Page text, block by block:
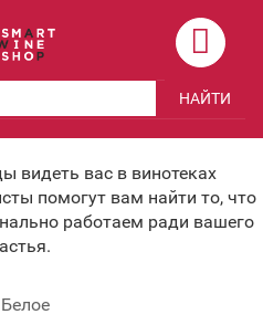
НАЙТИ
видеть вас в винотеках
помогут вам найти то, что
работаем ради вашего
Белое